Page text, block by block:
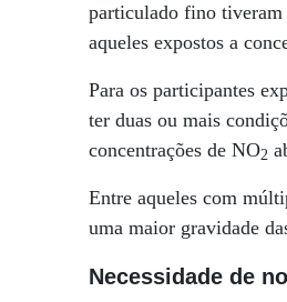
particulado fino tiveram
aqueles expostos a
Para os participantes
ter duas ou mais
concentrações de NO2
Entre aqueles com
uma maior gravidade
Necessidade de